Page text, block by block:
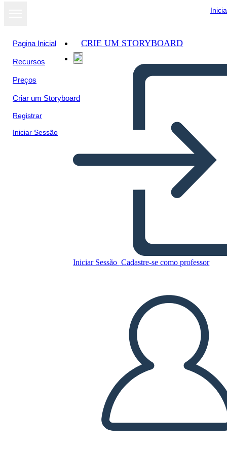
Pagina Inicial
Recursos
Preços
Criar um Storyboard
Registrar
Iniciar Sessão
CRIE UM STORYBOARD
Iniciar Sessão Cadastre-se como professor
REPRODUZIR APRESENTAÇÃO DE SLIDES
LEIA PRA MIM